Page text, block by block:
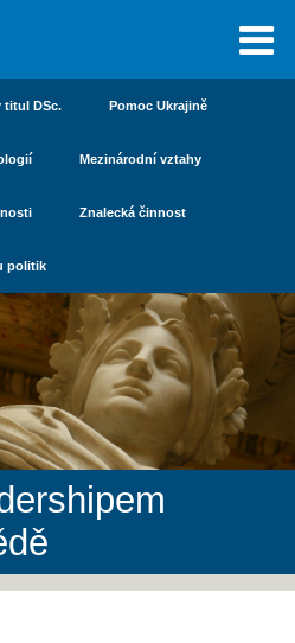
titul DSc. Pomoc Ukrajině
Mezinárodní vztahy
Znalecká činnost
politik